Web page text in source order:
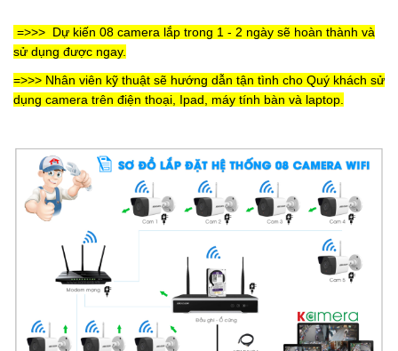
=>>> Dự kiến 08 camera lắp trong 1 - 2 ngày sẽ hoàn thành và
sử dụng được ngay.
=>>> Nhân viên kỹ thuật sẽ hướng dẫn tận tình cho Quý khách sử
dụng camera trên điện thoại, Ipad, máy tính bàn và laptop.